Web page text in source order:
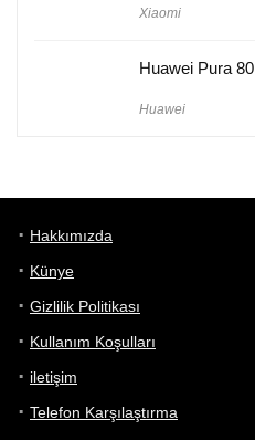
Xiaomi
Huawei Pura 80
Huawei
Hakkımızda
Künye
Gizlilik Politikası
Kullanım Koşulları
iletişim
Telefon Karşılaştırma